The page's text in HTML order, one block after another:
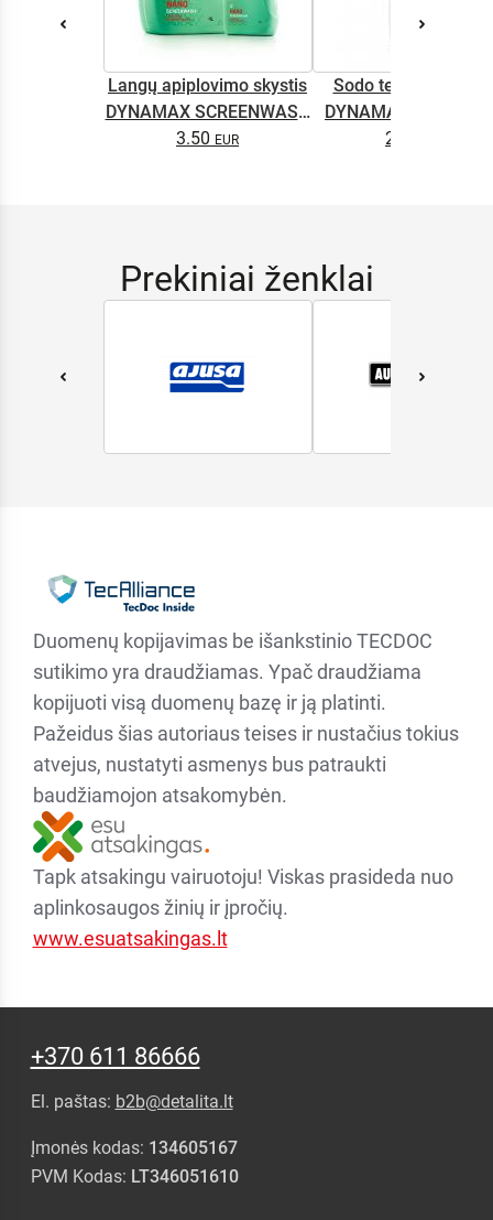
Langų apiplovimo skystis
DYNAMAX SCREENWASH
NANO 4l
3.50
Sodo technikos
DYNAMAX M2T
2.65
Prekiniai ženklai
Duomenų kopijavimas be išankstinio TECDOC
sutikimo yra draudžiamas. Ypač draudžiama
kopijuoti visą duomenų bazę ir ją platinti.
Pažeidus šias autoriaus teises ir nustačius tokius
atvejus, nustatyti asmenys bus patraukti
baudžiamojon atsakomybėn.
Tapk atsakingu vairuotoju! Viskas prasideda nuo
aplinkosaugos žinių ir įpročių.
www.esuatsakingas.lt
+370 611 86666
El. paštas: b2b@detalita.lt
Įmonės kodas: 134605167
PVM Kodas: LT346051610